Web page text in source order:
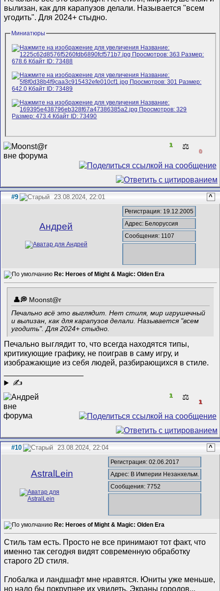
вылизан, как для карапузов делали. Называется "всем
угодить". Для 2024+ стыдно.
Миниатюры
1 ⚖️
0
#9 23.08.2024, 22:01 ^
Андрей
Регистрация: 19.12.2005
Адрес: Белоруссия
Сообщения: 1107
Re: Heroes of Might & Magic: Olden Era
Mооnst@r
Печально всё это выглядит. Нет стиля, мир игрушечный
и вылизан, как для карапузов делали. Называется "всем
угодить". Для 2024+ стыдно.
Печально выглядит то, что всегда находятся типы,
критикующие графику, не поиграв в саму игру, и
изображающие из себя людей, разбирающихся в стиле.
✍
1 ⚖️
1
#10 23.08.2024, 22:04 ^
AstralLein
Регистрация: 02.06.2017
Адрес: В Империи Незанхельм.
Сообщения: 7752
Re: Heroes of Might & Magic: Olden Era
Стиль там есть. Просто не все принимают тот факт, что
именно так сегодня видят современную обработку
старого 2D стиля.
Глобалка и ландшафт мне нравятся. Юниты уже меньше,
но надо бы покрупнее их увидеть. Экраны городов...